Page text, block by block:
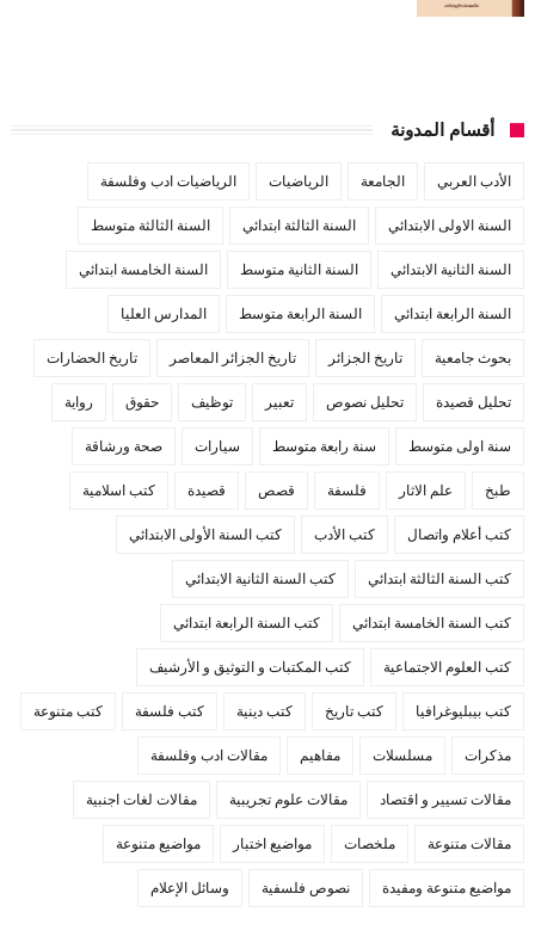
أقسام المدونة
الأدب العربي الجامعة الرياضيات الرياضيات ادب وفلسفة
السنة الاولى الابتدائي السنة الثالثة ابتدائي السنة الثالثة متوسط
السنة الثانية الابتدائي السنة الثانية متوسط السنة الخامسة ابتدائي
السنة الرابعة ابتدائي السنة الرابعة متوسط المدارس العليا
بحوث جامعية تاريخ الجزائر تاريخ الجزائر المعاصر تاريخ الحضارات
تحليل قصيدة تحليل نصوص تعبير توظيف حقوق رواية
سنة اولى متوسط سنة رابعة متوسط سيارات صحة ورشاقة
طبخ علم الاثار فلسفة قصص قصيدة كتب اسلامية
كتب أعلام واتصال كتب الأدب كتب السنة الأولى الابتدائي
كتب السنة الثالثة ابتدائي كتب السنة الثانية الابتدائي
كتب السنة الخامسة ابتدائي كتب السنة الرابعة ابتدائي
كتب العلوم الاجتماعية كتب المكتبات و التوثيق و الأرشيف
كتب بيبليوغرافيا كتب تاريخ كتب دينية كتب فلسفة كتب متنوعة
مذكرات مسلسلات مفاهيم مقالات ادب وفلسفة
مقالات تسيير و اقتصاد مقالات علوم تجريبية مقالات لغات اجنبية
مقالات متنوعة ملخصات مواضيع اختبار مواضيع متنوعة
مواضيع متنوعة ومفيدة نصوص فلسفية وسائل الإعلام